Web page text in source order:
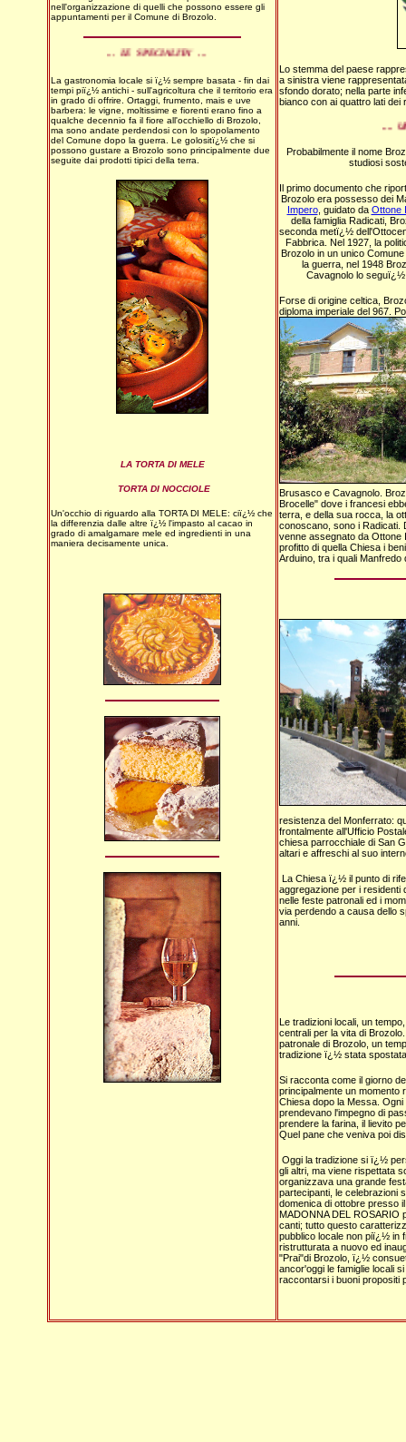
nell'organizzazione di quelli che possono essere gli
appuntamenti per il Comune di Brozolo.
... LE SPECIALITA' ...
La gastronomia locale si ï¿½ sempre basata - fin dai
tempi piï¿½ antichi - sull'agricoltura che il territorio era
in grado di offrire. Ortaggi, frumento, mais e uve
barbera: le vigne, moltissime e fiorenti erano fino a
qualche decennio fa il fiore all'occhiello di Brozolo,
ma sono andate perdendosi con lo spopolamento
del Comune dopo la guerra. Le golositï¿½ che si
possono gustare a Brozolo sono principalmente due
seguite dai prodotti tipici della terra.
LA TORTA DI MELE
TORTA DI NOCCIOLE
Un'occhio di riguardo alla TORTA DI MELE: ciï¿½ che
la differenzia dalle altre ï¿½ l'impasto al cacao in
grado di amalgamare mele ed ingredienti in una
maniera decisamente unica.
Lo stemma del paese
a sinistra viene
sfondo dorato; nella parte
bianco con ai quattro lati dei
....
Probabilmente il nome
studiosi
Il primo documento che
Brozolo era possesso dei
Impero, guidato da Ottone I
della famiglia Radicati,
seconda metï¿½
Fabbrica. Nel 1927, la
Brozolo in un unico
la guerra, nel 1948
Cavagnolo lo
Forse di origine celtica,
diploma imperiale del 967.
Brusasco e Cavagnolo.
Brocelle" dove i francesi
terra, e della sua rocca, la
conoscano, sono i Radicati.
venne assegnato da Ottone
profitto di quella Chiesa i
Arduino, tra i quali Manfredo
resistenza del Monferrato:
frontalmente all'Ufficio
chiesa parrocchiale di San
altari e affreschi al suo
La Chiesa ï¿½ il punto di
aggregazione per i residenti
nelle feste patronali ed i
via perdendo a causa dello
anni.
Le tradizioni locali, un
centrali per la vita di
patronale di Brozolo, un
tradizione ï¿½ stata
Si racconta come il giorno
principalmente un momento
Chiesa dopo la Messa.
prendevano l'impegno di
prendere la farina, il lievito
Quel pane che veniva poi
Oggi la tradizione si ï¿½
gli altri, ma viene rispettata
organizzava una grande
partecipanti, le celebrazioni
domenica di ottobre presso
MADONNA DEL ROSARIO
canti; tutto questo
pubblico locale non piï¿½ in
ristrutturata a nuovo ed
"Prai"di Brozolo, ï¿½
ancor'oggi le famiglie locali
raccontarsi i buoni propositi